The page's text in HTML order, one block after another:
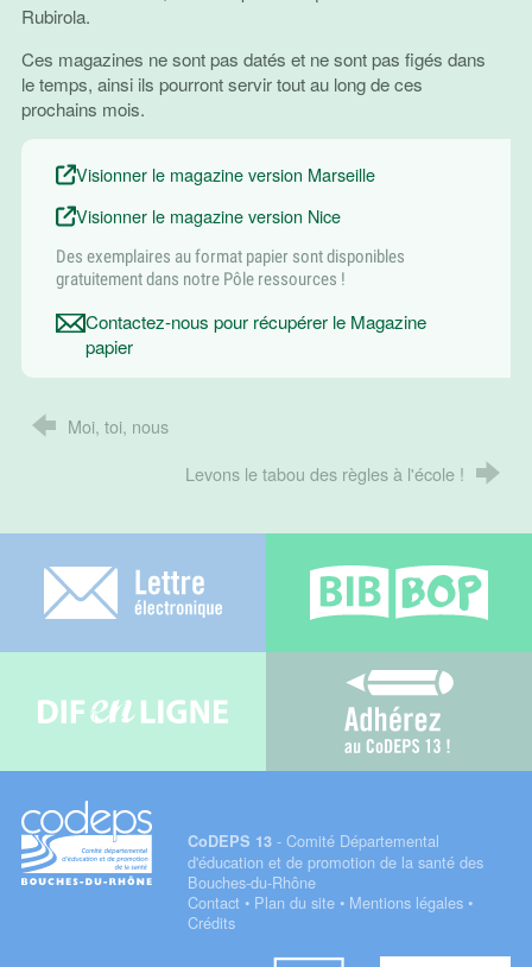
Rubirola.
Ces magazines ne sont pas datés et ne sont pas figés dans
le temps, ainsi ils pourront servir tout au long de ces
prochains mois.
Visionner le magazine version Marseille
Visionner le magazine version Nice
Des exemplaires au format papier sont disponibles
gratuitement dans notre Pôle ressources !
Contactez-nous pour récupérer le Magazine
papier
Moi, toi, nous
Levons le tabou des règles à l'école !
Adhérez au
CoDEPS 13- Comité Départemental
d'éducation et de promotion de la santé des
Bouches-du-Rhône
Contact • Plan du site• Mentions légales•
Crédits